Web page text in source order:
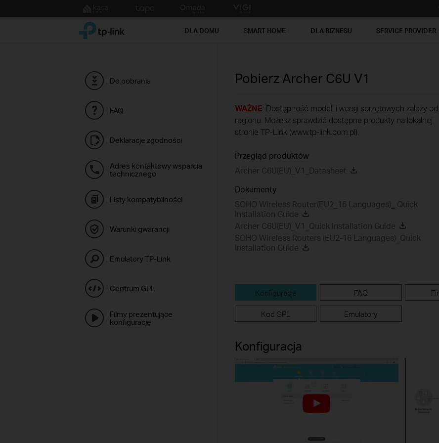
to
TP-Link, Reliably Smart DLA DOMU SMART HOME DLA BIZNESU SERVICE PROVIDER
Do pobrania
FAQ
Deklaracje zgodności
Adres kontaktowy wsparcia
technicznego
Listy kompatybilności
Warunki gwarancji
Emulatory TP-Link
Centrum GPL
Filmy prezentujące
konfigurację
Pobierz Archer C6U V1
WAŻNE: Dostępność modeli i wersji sprzętowych zależy od
regionu. Możesz sprawdzić dostępne produkty na lokalnej
stronie TP-Link (www.tp-link.com.pl).
Przegląd produktów
Archer C6U(EU)_V1_Datasheet
Dokumenty
SOHO Wireless Router(EU2_16 Languages)_ Quick
Installation Guide
Archer C6U(EU)_V1_Quick Installation Guide
SOHO Wireless Routers (EU2-16 Languages)_Quick
Installation Guide
Konfiguracja FAQ
Kod GPL Emulatory
Konfiguracja